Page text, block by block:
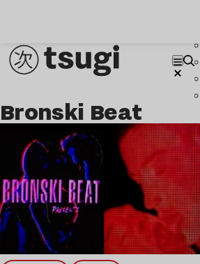
Bronski Beat